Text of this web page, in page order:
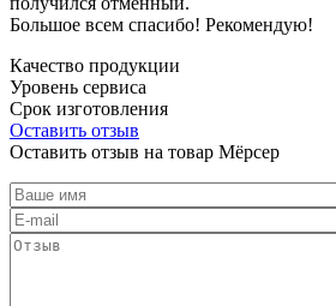
Большое всем спасибо! Рекомендую!
Качество продукции
Уровень сервиса
Срок изготовления
Оставить отзыв
Оставить отзыв на товар Мёрсер